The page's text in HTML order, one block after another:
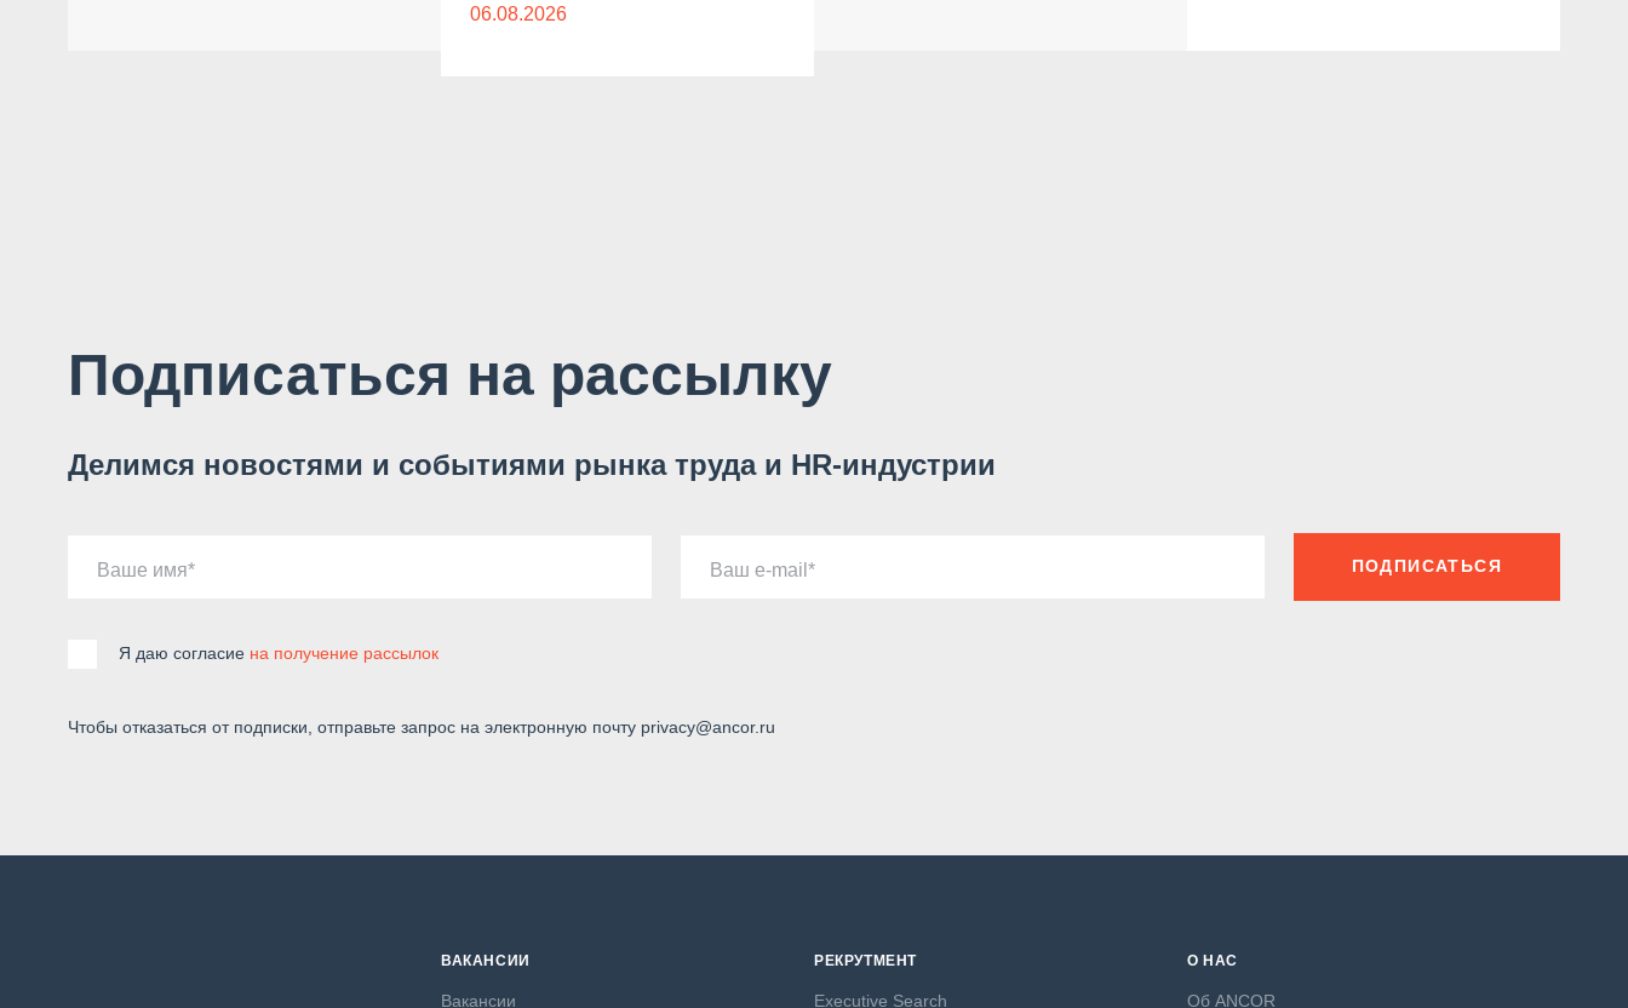
06.08.2026
Подписаться на рассылку
Делимся новостями и событиями рынка труда и HR-индустрии
Ваше имя Ваш e-mail ПОДПИСАТЬСЯ
Я даю согласие на получение рассылок
Чтобы отказаться от подписки, отправьте запрос на электронную почту privacy@ancor.ru
ВАКАНСИИ
Вакансии
РЕКРУТМЕНТ
Executive Search
О НАС
Об ANCOR